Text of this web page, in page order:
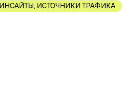
ИНСАЙТЫ , ИСТОЧНИКИ ТРАФИКА